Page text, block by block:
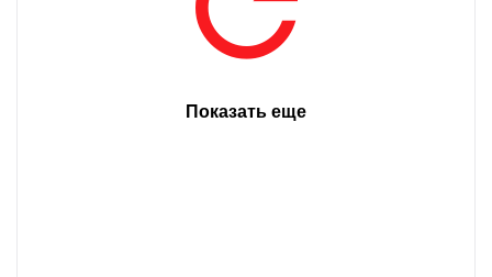
Показать еще